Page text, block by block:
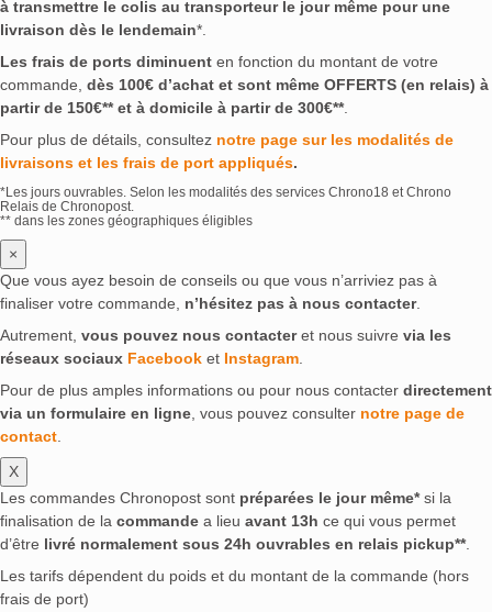
à transmettre le colis au transporteur le jour même pour une
livraison dès le lendemain*.
Les frais de ports diminuent en fonction du montant de votre
commande, dès 100€ d’achat et sont même OFFERTS (en relais) à
partir de 150€** et à domicile à partir de 300€**.
Pour plus de détails, consultez notre page sur les modalités de
livraisons et les frais de port appliqués.
*Les jours ouvrables. Selon les modalités des services Chrono18 et Chrono
Relais de Chronopost.
** dans les zones géographiques éligibles
×
Que vous ayez besoin de conseils ou que vous n’arriviez pas à
finaliser votre commande, n’hésitez pas à nous contacter.
Autrement, vous pouvez nous contacteret nous suivre via les
réseaux sociaux Facebook et Instagram
Pour de plus amples informations ou pour nous contacter directement
via un formulaire en ligne , vous pouvez consulter notre page de
contact
X
Les commandes Chronopost sont préparées le jour même*si la
finalisation de la commande a lieu avant 13h ce qui vous permet
d’être livré normalement sous 24h ouvrables en relais pickup**.
Les tarifs dépendent du poids et du montant de la commande (hors
frais de port)